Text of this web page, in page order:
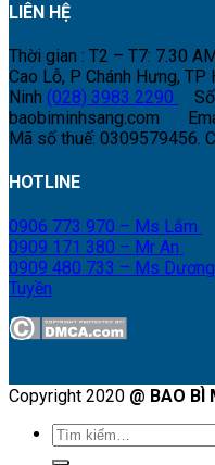
LIÊN HỆ
Thời gian : T2 – T7: 7.30
Cao Lỗ, P Chánh Hưng, TP
Ninh (028) 3983 2290
baobiminhsang.com
Mã số thuế: 0309579456.
HOTLINE
0906 773 970 – Ms Lắm
0909 171 380 – Mr An
0909 480 733 – Ms Dương
Tuyền
Copyright 2020 @ BAO BÌ
Tìm
kiếm: